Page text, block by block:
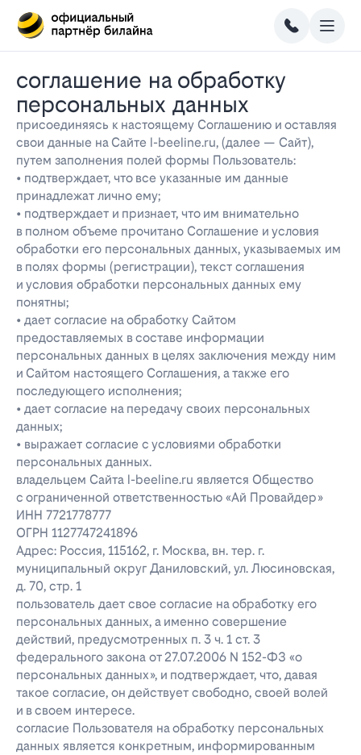
соглашение на обработку
персональных данных
присоединяясь к настоящему Соглашению и оставляя
свои данные на Сайте l-beeline.ru, (далее — Сайт),
путем заполнения полей формы Пользователь:
• подтверждает, что все указанные им данные
принадлежат лично ему;
• подтверждает и признает, что им внимательно
в полном объеме прочитано Соглашение и условия
обработки его персональных данных, указываемых им
в полях формы (регистрации), текст соглашения
и условия обработки персональных данных ему
понятны;
• дает согласие на обработку Сайтом
предоставляемых в составе информации
персональных данных в целях заключения между ним
и Сайтом настоящего Соглашения, а также его
последующего исполнения;
• дает согласие на передачу своих персональных
данных;
• выражает согласие с условиями обработки
персональных данных.
владельцем Сайта l-beeline.ru является Общество
с ограниченной ответственностью «Ай Провайдер»
ИНН 7721778777
ОГРН 1127747241896
Адрес: Россия, 115162, г. Москва, вн. тер. г.
муниципальный округ Даниловский, ул. Люсиновская,
д. 70, стр. 1
пользователь дает свое согласие на обработку его
персональных данных, а именно совершение
действий, предусмотренных п. 3 ч. 1 ст. 3
федерального закона от 27.07.2006 N 152-ФЗ «о
персональных данных», и подтверждает, что, давая
такое согласие, он действует свободно, своей волей
и в своем интересе.
согласие Пользователя на обработку персональных
данных является конкретным, информированным